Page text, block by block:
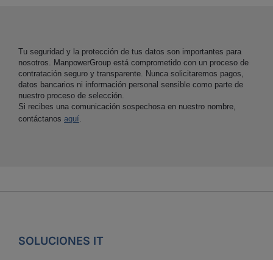
Tu seguridad y la protección de tus datos son importantes para
nosotros. ManpowerGroup está comprometido con un proceso de
contratación seguro y transparente. Nunca solicitaremos pagos,
datos bancarios ni información personal sensible como parte de
nuestro proceso de selección.
Si recibes una comunicación sospechosa en nuestro nombre,
contáctanos aquí.
SOLUCIONES IT